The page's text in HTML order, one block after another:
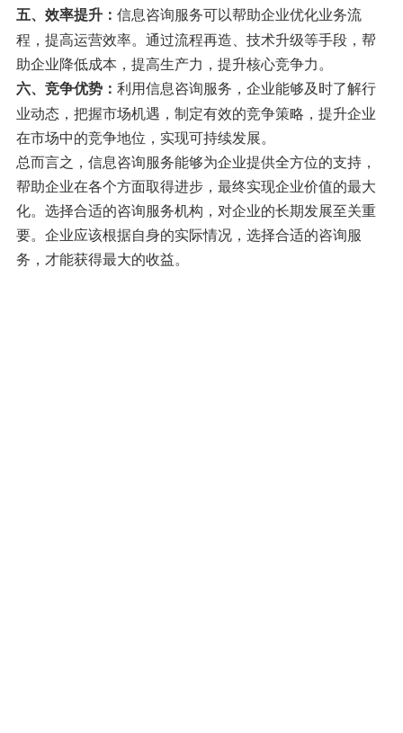
五、效率提升： 信息咨询服务可以帮助企业优化业务流
程，提高运营效率。通过流程再造、技术升级等手段，帮
助企业降低成本，提高生产力，提升核心竞争力。
六、竞争优势： 利用信息咨询服务，企业能够及时了解行
业动态，把握市场机遇，制定有效的竞争策略，提升企业
在市场中的竞争地位，实现可持续发展。
总而言之，信息咨询服务能够为企业提供全方位的支持，
帮助企业在各个方面取得进步，最终实现企业价值的最大
化。选择合适的咨询服务机构，对企业的长期发展至关重
要。企业应该根据自身的实际情况，选择合适的咨询服
务，才能获得最大的收益。